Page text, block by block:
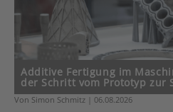
Additive Fertigung im
der Schritt vom Prototyp zur
Von Simon Schmitz | 06.08.2026